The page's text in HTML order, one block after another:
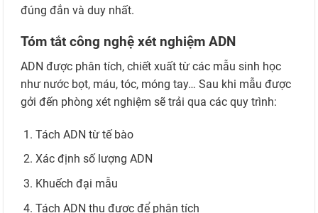
đúng đắn và duy nhất.
Tóm tắt công nghệ xét nghiệm ADN
ADN được phân tích, chiết xuất từ các mẫu sinh học
như nước bọt, máu, tóc, móng tay… Sau khi mẫu được
gởi đến phòng xét nghiệm sẽ trải qua các quy trình:
Tách ADN từ tế bào
Xác định số lượng ADN
Khuếch đại mẫu
Tách ADN thu được để phân tích